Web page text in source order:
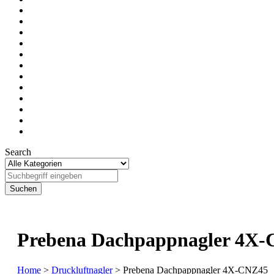
Search
Prebena Dachpappnagler 4X-
Home > Druckluftnagler> Prebena Dachpappnagler 4X-CNZ45